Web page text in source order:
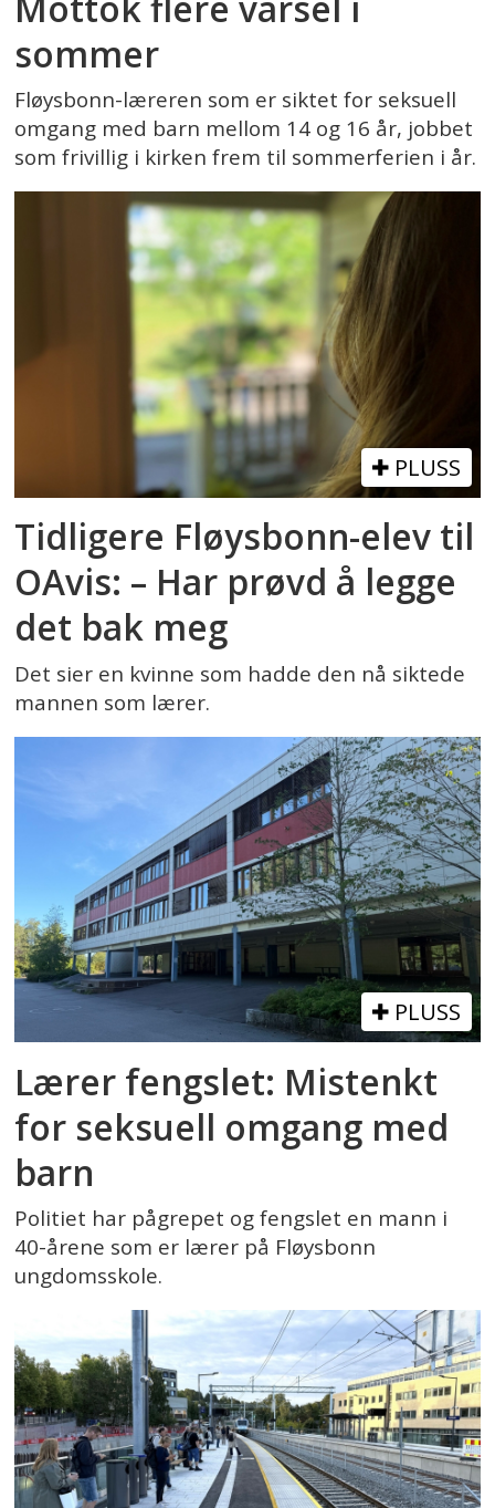
sommer
Fløysbonn-læreren som er siktet for seksuell
omgang med barn mellom 14 og 16 år, jobbet
som frivillig i kirken frem til sommerferien i år.
PLUSS
Tidligere Fløysbonn-elev til
OAvis: – Har prøvd å legge
det bak meg
Det sier en kvinne som hadde den nå siktede
mannen som lærer.
PLUSS
Lærer fengslet: Mistenkt
for seksuell omgang med
barn
Politiet har pågrepet og fengslet en mann i
40-årene som er lærer på Fløysbonn
ungdomsskole.